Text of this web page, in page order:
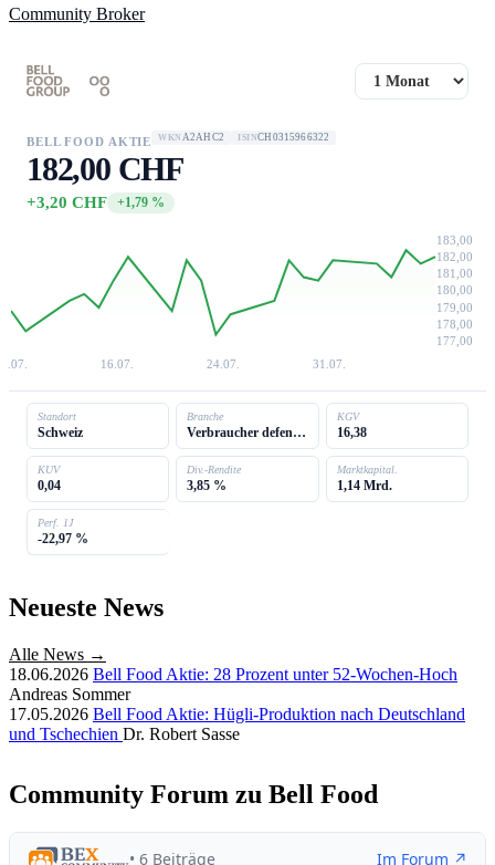
Community Broker
BELL FOOD AKTIE WKN A2AHC2 ISINCH0315966322
182,00 CHF
+3,20 CHF +1,79 %
183,00
182,00
181,00
180,00
179,00
178,00
177,00
16.07. 24.07. 31.07.
Standort
Schweiz
Branche
Verbraucher defensiv
KGV
16,38
KUV
0,04
Div.-Rendite
3,85 %
Marktkapital.
1,14 Mrd.
Perf. 1J
-22,97 %
Neueste News
Alle News →
18.06.2026 Bell Food Aktie: 28 Prozent unter 52-Wochen-Hoch
Andreas Sommer
17.05.2026 Bell Food Aktie: Hügli-Produktion nach Deutschland
und Tschechien Dr. Robert Sasse
Community Forum zu Bell Food